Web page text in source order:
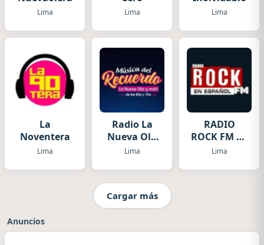
Lima Lima Lima
La
Noventera
Lima
Radio La
Nueva Ola
Inolvidable
Lima
RADIO
ROCK FM en
Español
Lima
Cargar más
Anuncios